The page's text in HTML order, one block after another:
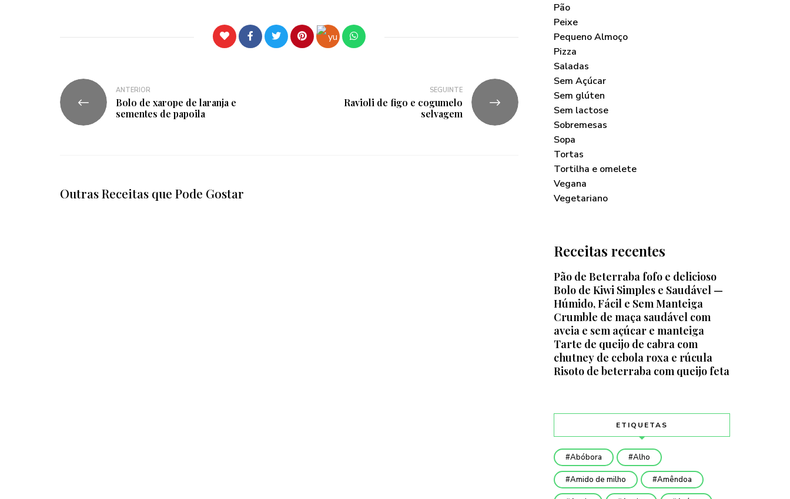
ANTERIOR
Bolo de xarope de laranja e
sementes de papoila
SEGUINTE
Ravioli de figo e cogumelo
selvagem
Outras Receitas que Pode Gostar
Pão
Peixe
Pequeno Almoço
Pizza
Saladas
Sem Açúcar
Sem glúten
Sem lactose
Sobremesas
Sopa
Tortas
Tortilha e omelete
Vegana
Vegetariano
Receitas recentes
Pão de Beterraba fofo e delicioso
Bolo de Kiwi Simples e Saudável —
Húmido, Fácil e Sem Manteiga
Crumble de maça saudável com
aveia e sem açúcar e manteiga
Tarte de queijo de cabra com
chutney de cebola roxa e rúcula
Risoto de beterraba com queijo feta
ETIQUETAS
Abóbora Alho
Amido de milho Amêndoa